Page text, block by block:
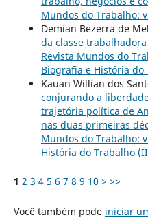
Mundos do Trabalho:
Demian Bezerra de
da classe
Revista Mundos do
Biografia e História do
Kauan Willian dos
conjurando a
trajetória política de
nas duas primeiras
Mundos do Trabalho:
História do Trabalho
1 2 3 4 5 6 7 8 9 10 > >>
Você também pode iniciar